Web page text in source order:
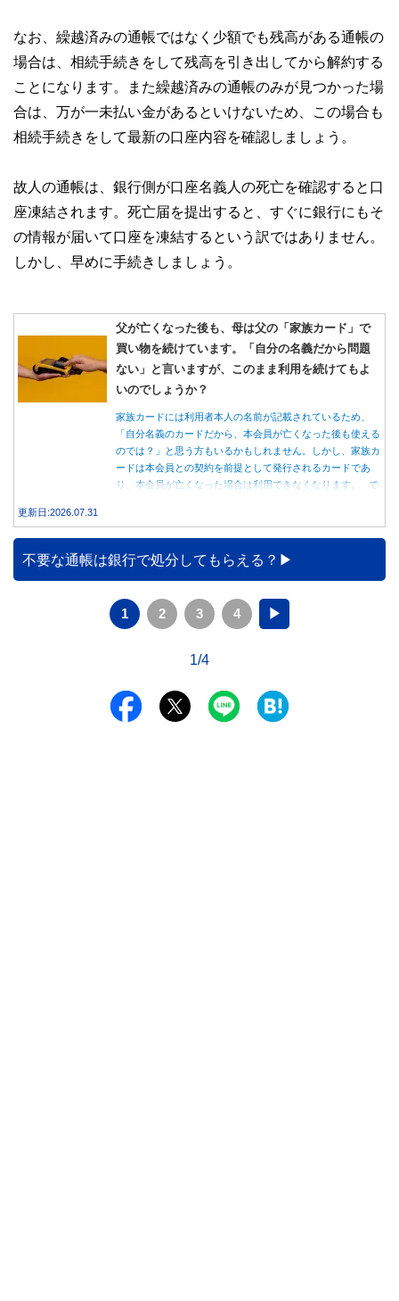
なお、繰越済みの通帳ではなく少額でも残高がある通帳の
場合は、相続手続きをして残高を引き出してから解約する
ことになります。また繰越済みの通帳のみが見つかった場
合は、万が一未払い金があるといけないため、この場合も
相続手続きをして最新の口座内容を確認しましょう。
故人の通帳は、銀行側が口座名義人の死亡を確認すると口
座凍結されます。死亡届を提出すると、すぐに銀行にもそ
の情報が届いて口座を凍結するという訳ではありません。
しかし、早めに手続きしましょう。
父が亡くなった後も、母は父の「家族カード」で
買い物を続けています。「自分の名義だから問題
ない」と言いますが、このまま利用を続けてもよ
いのでしょうか？
家族カードには利用者本人の名前が記載されているため、
「自分名義のカードだから、本会員が亡くなった後も使える
のでは？」と思う方もいるかもしれません。しかし、家族カ
ードは本会員との契約を前提として発行されるカードであ
り、本会員が亡くなった場合は利用できなくなります。 で
族が行うべき手続きについて分かりやすく解説します。
更新日:2026.07.31
不要な通帳は銀行で処分してもらえる？
1 2 3 4 ▶
1/4